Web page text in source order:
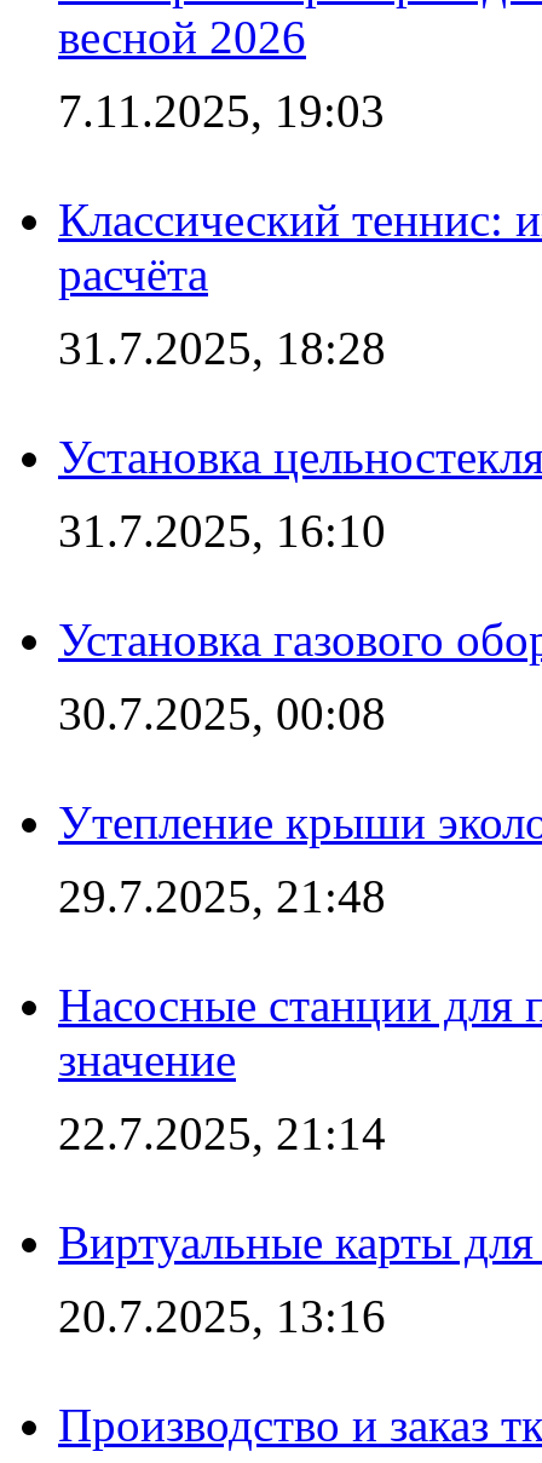
весной 2026
7.11.2025, 19:03
Классический теннис:
расчёта
31.7.2025, 18:28
Установка
31.7.2025, 16:10
Установка газового
30.7.2025, 00:08
Утепление крыши
29.7.2025, 21:48
Насосные станции для
значение
22.7.2025, 21:14
Виртуальные карты
20.7.2025, 13:16
Производство и заказ